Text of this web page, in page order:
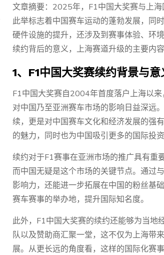
文章摘要：2025年，F1中国大奖赛与上
此举标志着中国赛车运动的蓬勃发展，同
硬件设施的提升，还涉及到赛事体验、环
续约背后的意义，上海赛道升级的主要内
1、F1中国大奖赛续约背景与意
F1中国大奖赛自2004年首度落户上海以
对中国乃至亚洲赛车市场的影响日益深远
续，更是对中国赛车文化和经济发展的强
的魅力，同时也为中国吸引更多的国际投
续约对于F1赛事在亚洲市场的推广具有重
而中国无疑是这个市场的关键节点。通过
影响力，还能进一步拓展在中国的粉丝基
赛车赛事的举办地，提升国际知名度。
此外，F1中国大奖赛的续约还能够为当地
队以及赞助商汇聚一堂，这不仅为上海带
展。从更长远的角度看，这样的国际化赛